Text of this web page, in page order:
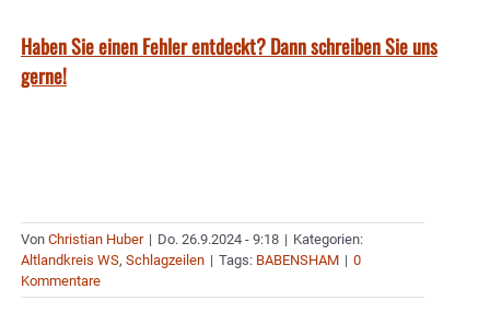
Haben Sie einen Fehler entdeckt? Dann schreiben Sie uns
gerne!
Von Christian Huber | Do. 26.9.2024 - 9:18 | Kategorien:
Altlandkreis WS, Schlagzeilen | Tags: BABENSHAM | 0
Kommentare